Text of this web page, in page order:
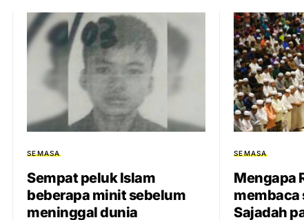
SEMASA
Sempat peluk Islam
beberapa minit sebelum
meninggal dunia
SEMASA
Mengapa
membaca
Sajadah